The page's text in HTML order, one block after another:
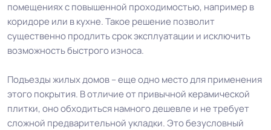
помещениях с повышенной проходимостью, например в
коридоре или в кухне. Такое решение позволит
существенно продлить срок эксплуатации и исключить
возможность быстрого износа.
Подъезды жилых домов – еще одно место для применения
этого покрытия. В отличие от привычной керамической
плитки, оно обходиться намного дешевле и не требует
сложной предварительной укладки. Это безусловный